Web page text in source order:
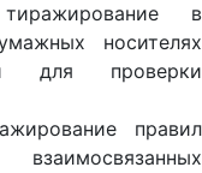
в
носителях
для проверки
правил